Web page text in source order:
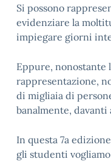
Si possono
evidenziare la
impiegare giorni
Eppure, nonostante
rappresentazione,
di migliaia di
banalmente, davanti
In questa 7a
gli studenti